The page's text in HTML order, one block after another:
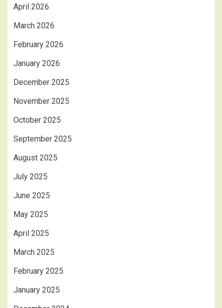
April 2026
March 2026
February 2026
January 2026
December 2025
November 2025
October 2025
September 2025
August 2025
July 2025
June 2025
May 2025
April 2025
March 2025
February 2025
January 2025